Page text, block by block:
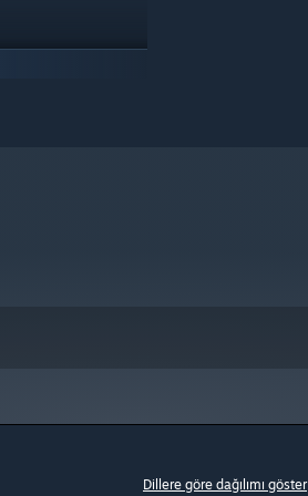
Dillere göre dağılımı göster